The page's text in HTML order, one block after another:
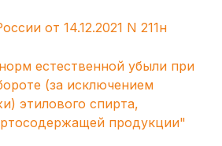
от 14.12.2021 N 211н
естественной убыли при
(за исключением
этилового спирта,
продукции"